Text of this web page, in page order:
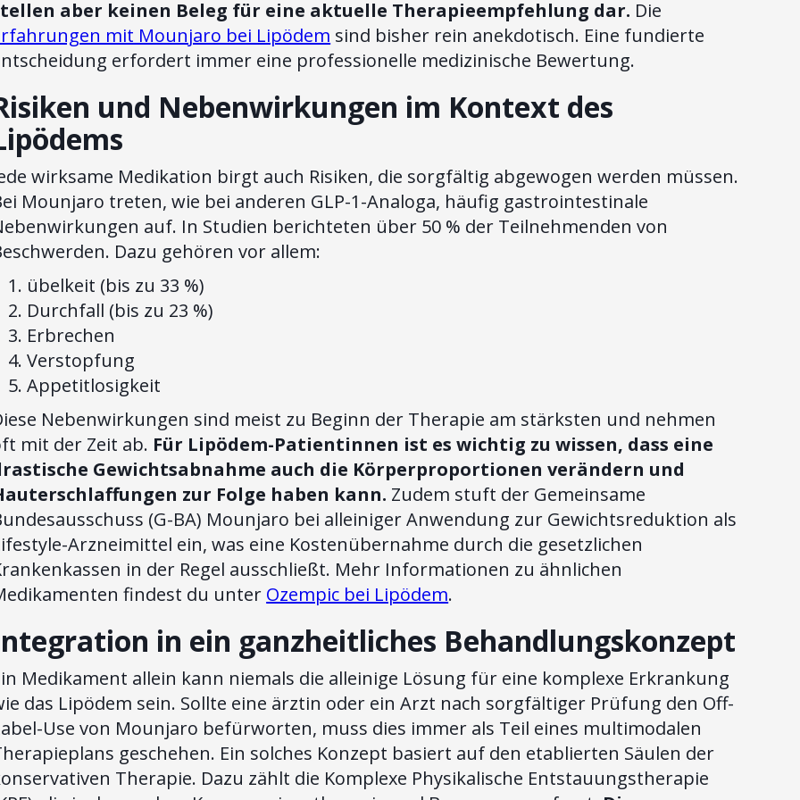
aber keinen Beleg für eine aktuelle Therapieempfehlung dar. Die
mit Mounjaro bei Lipödem sind bisher rein anekdotisch. Eine fundierte
erfordert immer eine professionelle medizinische Bewertung.
und Nebenwirkungen im Kontext des
wirksame Medikation birgt auch Risiken, die sorgfältig abgewogen werden müssen.
Mounjaro treten, wie bei anderen GLP-1-Analoga, häufig gastrointestinale
auf. In Studien berichteten über 50 % der Teilnehmenden von
Dazu gehören vor allem:
übelkeit (bis zu 33 %)
Durchfall (bis zu 23 %)
Erbrechen
Verstopfung
Appetitlosigkeit
Nebenwirkungen sind meist zu Beginn der Therapie am stärksten und nehmen
mit der Zeit ab. Für Lipödem-Patientinnen ist es wichtig zu wissen, dass eine
Gewichtsabnahme auch die Körperproportionen verändern und
zur Folge haben kann. Zudem stuft der Gemeinsame
(G-BA) Mounjaro bei alleiniger Anwendung zur Gewichtsreduktion als
Arzneimittel ein, was eine Kostenübernahme durch die gesetzlichen
in der Regel ausschließt. Mehr Informationen zu ähnlichen
findest du unter Ozempic bei Lipödem.
in ein ganzheitliches Behandlungskonzept
Medikament allein kann niemals die alleinige Lösung für eine komplexe Erkrankung
das Lipödem sein. Sollte eine ärztin oder ein Arzt nach sorgfältiger Prüfung den Off-
Use von Mounjaro befürworten, muss dies immer als Teil eines multimodalen
geschehen. Ein solches Konzept basiert auf den etablierten Säulen der
Therapie. Dazu zählt die Komplexe Physikalische Entstauungstherapie